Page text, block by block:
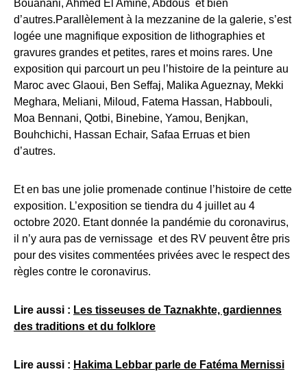
Bouanani, Ahmed El Amine, Abdous et bien
d’autres.Parallèlement à la mezzanine de la galerie, s’est
logée une magnifique exposition de lithographies et
gravures grandes et petites, rares et moins rares. Une
exposition qui parcourt un peu l’histoire de la peinture au
Maroc avec Glaoui, Ben Seffaj, Malika Agueznay, Mekki
Meghara, Meliani, Miloud, Fatema Hassan, Habbouli,
Moa Bennani, Qotbi, Binebine, Yamou, Benjkan,
Bouhchichi, Hassan Echair, Safaa Erruas et bien
d’autres.
Et en bas une jolie promenade continue l’histoire de cette
exposition. L’exposition se tiendra du 4 juillet au 4
octobre 2020. Etant donnée la pandémie du coronavirus,
il n’y aura pas de vernissage et des RV peuvent être pris
pour des visites commentées privées avec le respect des
règles contre le coronavirus.
Lire aussi : Les tisseuses de Taznakhte, gardiennes
des traditions et du folklore
Lire aussi : Hakima Lebbar parle de Fatéma Mernissi